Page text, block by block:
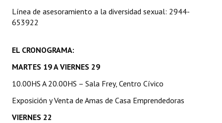
Noticias Destacadas
Datos Históricos
Audiencias Públicas - Registro
Mujeres que Dejaron Huellas - Registro
Línea de asesoramiento a la diversidad sexual: 2944-
653922
EL CRONOGRAMA:
MARTES 19 A VIERNES 29
10.00HS A 20.00HS – Sala Frey, Centro Cívico
Exposición y Venta de Amas de Casa Emprendedoras
VIERNES 22